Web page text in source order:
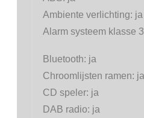
Ambiente verlichting: ja
Alarm systeem klasse
Bluetooth: ja
Chroomlijsten ramen: ja
CD speler: ja
DAB radio: ja